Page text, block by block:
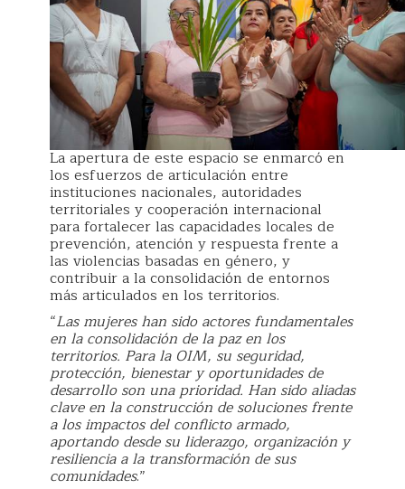
La apertura de este espacio se enmarcó en
los esfuerzos de articulación entre
instituciones nacionales, autoridades
territoriales y cooperación internacional
para fortalecer las capacidades locales de
prevención, atención y respuesta frente a
las violencias basadas en género, y
contribuir a la consolidación de entornos
más articulados en los territorios.
“Las mujeres han sido actores fundamentales
en la consolidación de la paz en los
territorios. Para la OIM, su seguridad,
protección, bienestar y oportunidades de
desarrollo son una prioridad. Han sido aliadas
clave en la construcción de soluciones frente
a los impactos del conflicto armado,
aportando desde su liderazgo, organización y
resiliencia a la transformación de sus
comunidades.”